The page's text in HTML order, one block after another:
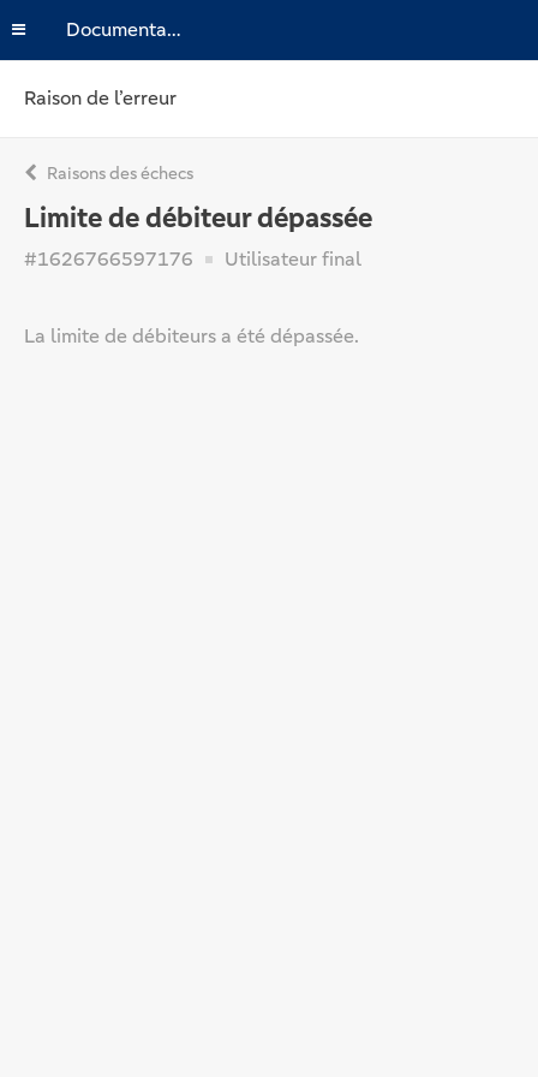
Documentation
Raison de l’erreur
Raisons des échecs
Limite de débiteur dépassée
#1626766597176 Utilisateur final
La limite de débiteurs a été dépassée.